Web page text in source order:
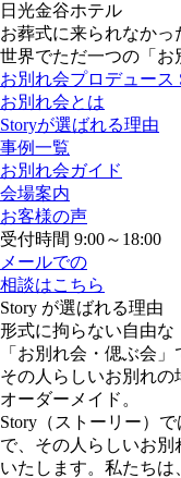
日光金谷ホテル
お葬式に来られなかっ
世界でただ一つの「お
お別れ会プロデュース
お別れ会とは
Storyが選ばれる理由
事例一覧
お別れ会ガイド
会場案内
お客様の声
受付時間 9:00～18:00
メールでの
相談はこちら
Story が選ばれる理由
形式に拘らない自由な
「お別れ会・偲ぶ会」
その人らしいお別れの
オーダーメイド。
Story（ストーリー）
で、その人らしいお別
いたします。私たち